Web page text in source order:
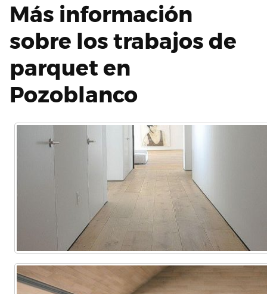
Más información
sobre los trabajos de
parquet en
Pozoblanco